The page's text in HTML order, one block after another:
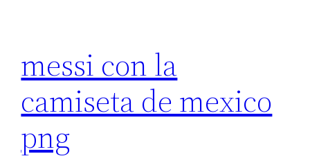
messi con la
camiseta de mexico
png